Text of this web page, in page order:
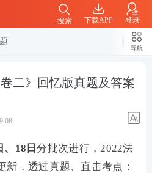
下载APP 登录
搜索
导航
二》回忆版真题及答案
、18日分批次进行，2022法
新，透过真题、直击考点：